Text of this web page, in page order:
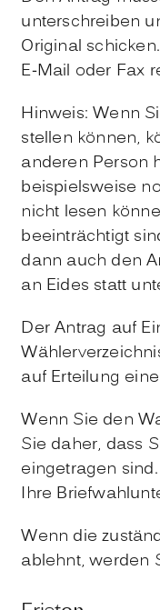
unterschreiben
Original schicken.
E-Mail oder Fax
Hinweis: Wenn
stellen können,
anderen Person
beispielsweise
nicht lesen
beeinträchtigt
dann auch den
an Eides statt
Der Antrag auf
auf Erteilung
Wenn Sie den
Sie daher, dass
eingetragen
Ihre
Wenn die
ablehnt, werden